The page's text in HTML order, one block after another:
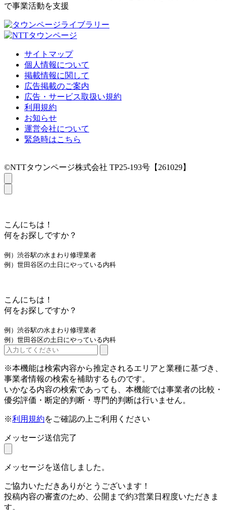
で事業活動を支援
サイトマップ
個人情報について
掲載情報に関して
広告掲載のご案内
広告・サービス取扱い規約
利用規約
お知らせ
運営会社について
緊急時はこちら
©NTTタウンページ株式会社 TP25-193号【261029】
こんにちは！
何をお探しですか？
例）渋谷駅の水まわり修理業者
例）世田谷区の土日にやっている内科
こんにちは！
何をお探しですか？
例）渋谷駅の水まわり修理業者
例）世田谷区の土日にやっている内科
※本機能は検索内容から推定されるエリアと業種に基づき、
事業者情報の検索を補助するものです。
いかなる内容の検索であっても、本機能では事業者の比較・
優劣評価・断定的判断・専門的判断は行いません。
※利用規約をご確認の上ご利用ください
メッセージ送信完了
メッセージを送信しました。
ご協力いただきありがとうございます！
投稿内容の審査のため、公開まで約3営業日程度いただきま
す。